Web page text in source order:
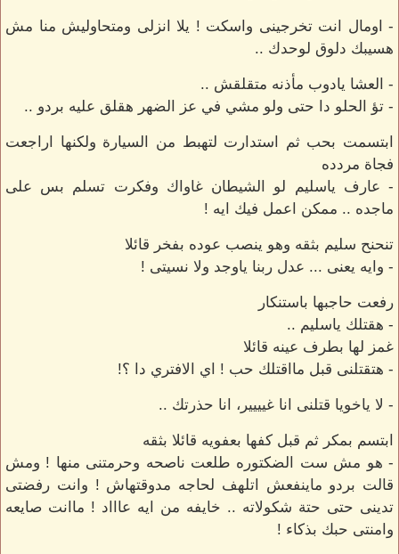
- اومال انت تخرجينى واسكت ! يلا انزلى ومتحاوليش منا مش
هسيبك دلوق لوحدك ..
- العشا يادوب مأذنه متقلقش ..
- تؤ الحلو دا حتى ولو مشي في عز الضهر هقلق عليه بردو ..
ابتسمت بحب ثم استدارت لتهبط من السيارة ولكنها اراجعت
فجاة مردده
- عارف ياسليم لو الشيطان غاواك وفكرت تسلم بس على
ماجده .. ممكن اعمل فيك ايه !
تنحنح سليم بثقه وهو ينصب عوده بفخر قائلا
- وايه يعنى ... عدل ربنا ياوجد ولا نسيتى !
رفعت حاجبها باستنكار
- هقتلك ياسليم ..
غمز لها بطرف عينه قائلا
- هتقتلنى قبل مااقتلك حب ! اي الافتري دا ؟!
- لا ياخويا قتلنى انا غيييير، انا حذرتك ..
ابتسم بمكر ثم قبل كفها بعفويه قائلا بثقه
- هو مش ست الضكتوره طلعت ناصحه وحرمتنى منها ! ومش
قالت بردو ماينفعش اتلهف لحاجه مدوقتهاش ! وانت رفضتى
تدينى حتى حتة شكولاته .. خايفه من ايه عاااد ! ماانت صايعه
وامنتى حبك بذكاء !